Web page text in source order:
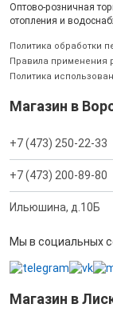
Оптово-розничная
отопления и
Политика обработки
Правила применения
Политика
Магазин в
+7 (473) 250-22-33
+7 (473) 200-89-80
Ильюшина, д.10Б
Мы в социальных
Магазин в